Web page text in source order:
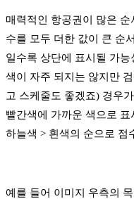
매력적인 항공권이 많은
수를 모두 더한 값이 큰 순
일수록 상단에 표시될 가
색이 자주 되지는 않지만
고 스케줄도 좋겠죠) 경우
빨간색에 가까운 색으로
하늘색 > 흰색의 순으로 점
예를 들어 이미지 우측의